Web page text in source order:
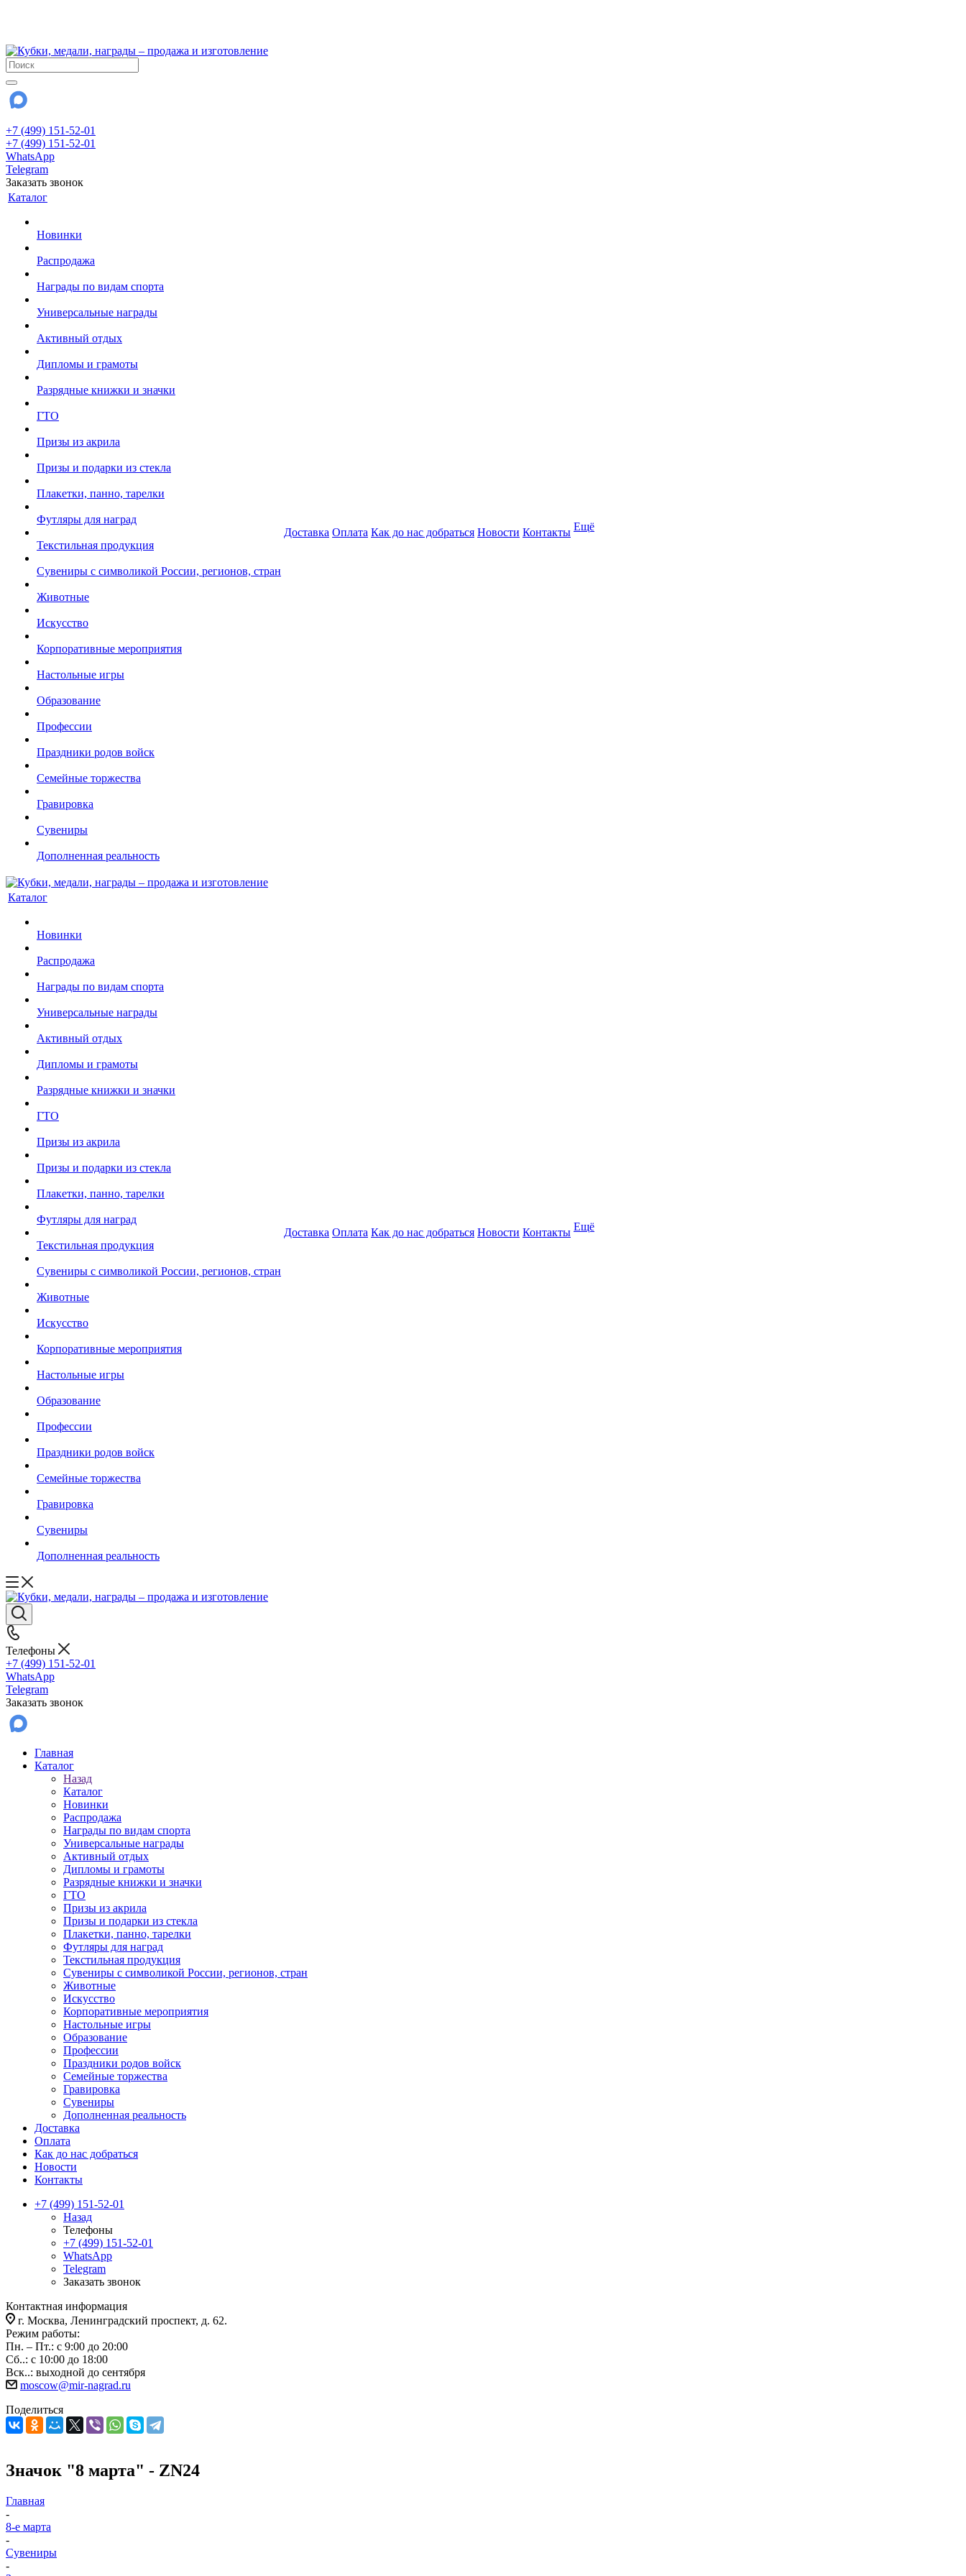
+7 (499) 151-52-01
+7 (499) 151-52-01
WhatsApp
Telegram
Заказать звонок
Каталог
Новинки
Распродажа
Награды по видам спорта
Универсальные награды
Активный отдых
Дипломы и грамоты
Разрядные книжки и значки
ГТО
Призы из акрила
Призы и подарки из стекла
Плакетки, панно, тарелки
Футляры для наград
Текстильная продукция
Сувениры с символикой России, регионов, стран
Животные
Искусство
Корпоративные мероприятия
Настольные игры
Образование
Профессии
Праздники родов войск
Семейные торжества
Гравировка
Сувениры
Дополненная реальность
Доставка Оплата Как до нас добраться Новости Контакты Ещё
Каталог
Новинки
Распродажа
Награды по видам спорта
Универсальные награды
Активный отдых
Дипломы и грамоты
Разрядные книжки и значки
ГТО
Призы из акрила
Призы и подарки из стекла
Плакетки, панно, тарелки
Футляры для наград
Текстильная продукция
Сувениры с символикой России, регионов, стран
Животные
Искусство
Корпоративные мероприятия
Настольные игры
Образование
Профессии
Праздники родов войск
Семейные торжества
Гравировка
Сувениры
Дополненная реальность
Доставка Оплата Как до нас добраться Новости Контакты Ещё
Телефоны
+7 (499) 151-52-01
WhatsApp
Telegram
Заказать звонок
Главная
Каталог
Назад
Каталог
Новинки
Распродажа
Награды по видам спорта
Универсальные награды
Активный отдых
Дипломы и грамоты
Разрядные книжки и значки
ГТО
Призы из акрила
Призы и подарки из стекла
Плакетки, панно, тарелки
Футляры для наград
Текстильная продукция
Сувениры с символикой России, регионов, стран
Животные
Искусство
Корпоративные мероприятия
Настольные игры
Образование
Профессии
Праздники родов войск
Семейные торжества
Гравировка
Сувениры
Дополненная реальность
Доставка
Оплата
Как до нас добраться
Новости
Контакты
+7 (499) 151-52-01
Назад
Телефоны
+7 (499) 151-52-01
WhatsApp
Telegram
Заказать звонок
Контактная информация
г. Москва, Ленинградский проспект, д. 62.
Режим работы:
Пн. – Пт.: с 9:00 до 20:00
Сб..: с 10:00 до 18:00
Вск..: выходной до сентября
moscow@mir-nagrad.ru
Поделиться
Значок "8 марта" - ZN24
Главная
-
8-е марта
-
Сувениры
-